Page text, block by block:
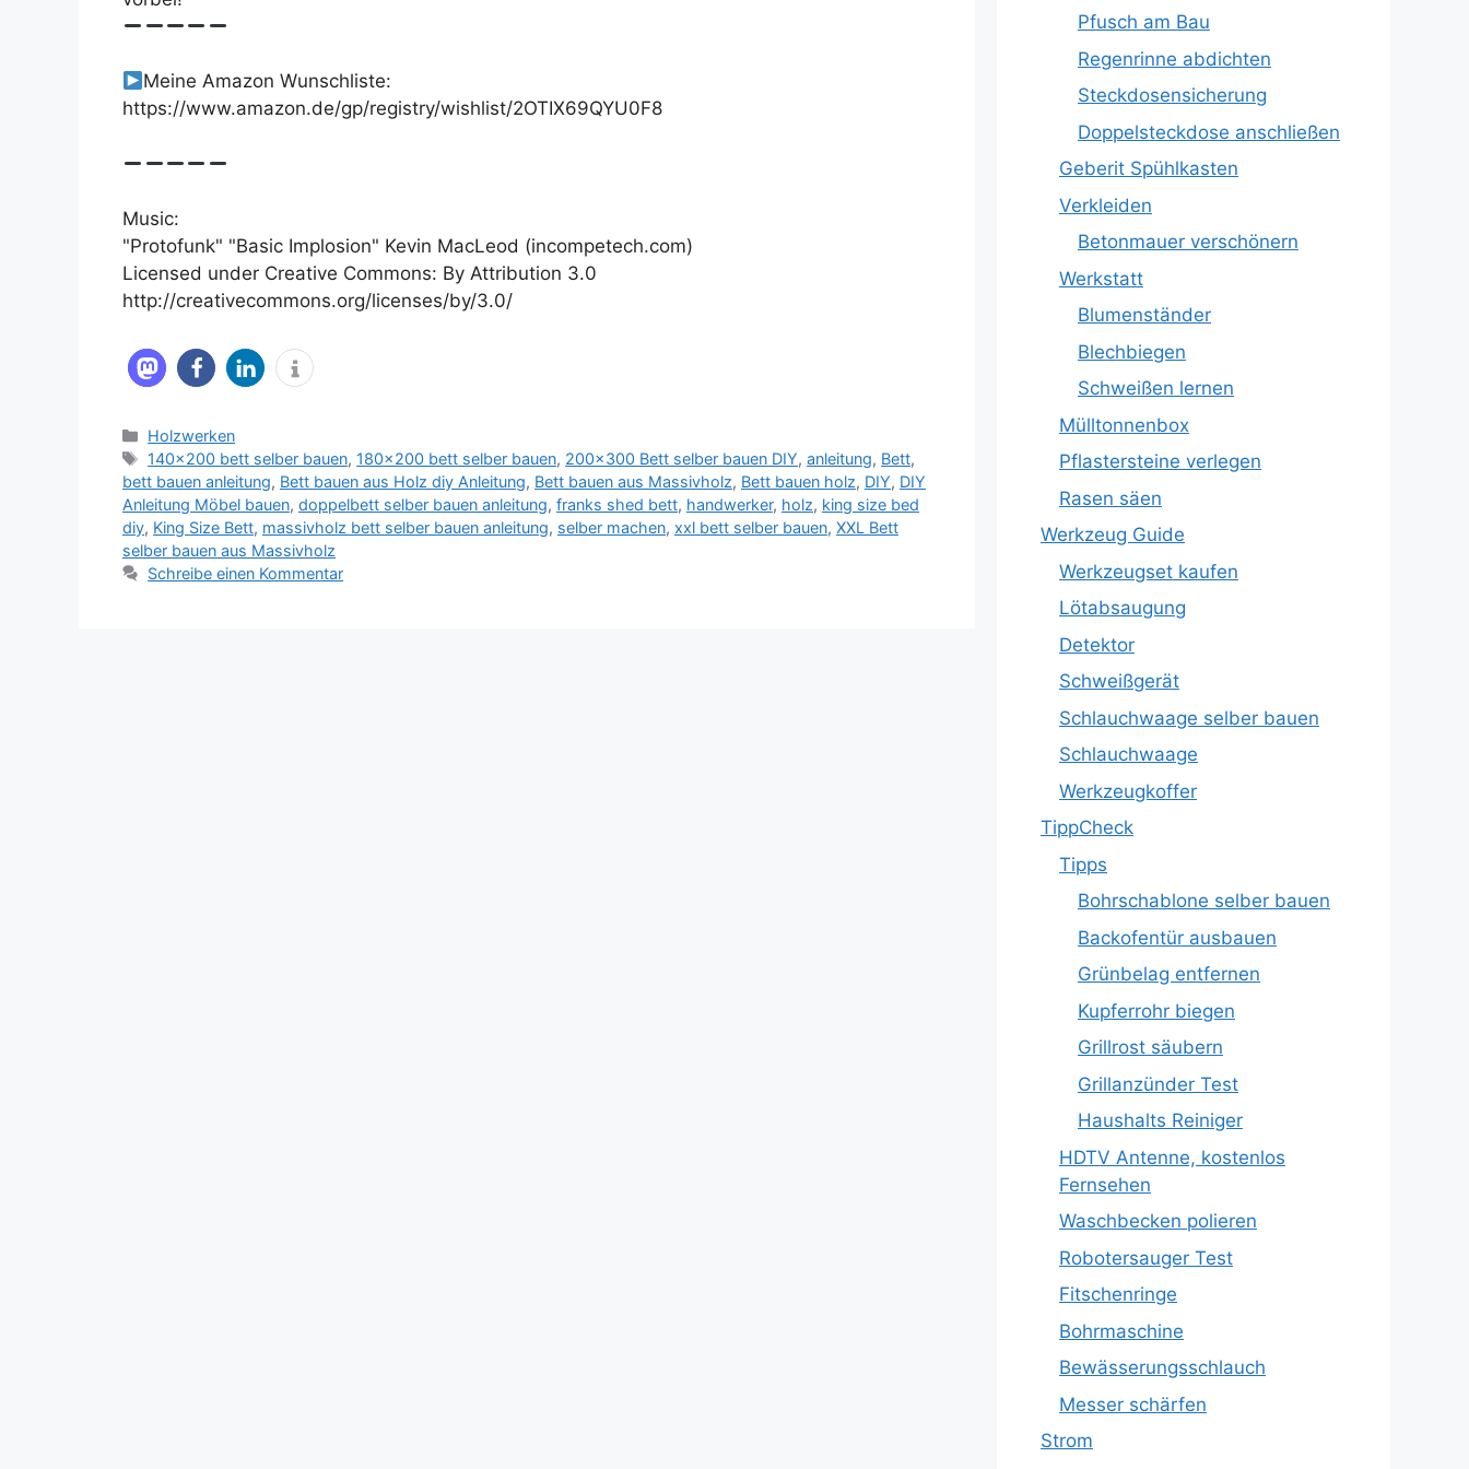
Meine Amazon Wunschliste:
https://www.amazon.de/gp/registry/wishlist/2OTIX69QYU0F8
Music:
"Protofunk" "Basic Implosion" Kevin MacLeod (incompetech.com)
Licensed under Creative Commons: By Attribution 3.0
http://creativecommons.org/licenses/by/3.0/
Kategorien
Holzwerken
Schlagwörter
140x200 bett selber bauen, 180x200 bett selber bauen, 200x300 Bett selber bauen DIY,anleitung, Bett,
bett bauen anleitung, Bett bauen aus Holz diy Anleitung, Bett bauen aus Massivholz, Bett bauen holz, DIY, DIY
Anleitung Möbel bauen, doppelbett selber bauen anleitung, franks shed bett, handwerker, holz, king size bed
diy, King Size Bett, massivholz bett selber bauen anleitung, selber machen, xxl bett selber bauen, XXL Bett
selber bauen aus Massivholz
Schreibe einen Kommentar
Pfusch am Bau
Regenrinne abdichten
Steckdosensicherung
Doppelsteckdose anschließen
Geberit Spühlkasten
Verkleiden
Betonmauer verschönern
Werkstatt
Blumenständer
Blechbiegen
Schweißen lernen
Mülltonnenbox
Pflastersteine verlegen
Rasen säen
Werkzeug Guide
Werkzeugset kaufen
Lötabsaugung
Detektor
Schweißgerät
Schlauchwaage selber bauen
Schlauchwaage
Werkzeugkoffer
TippCheck
Tipps
Bohrschablone selber bauen
Backofentür ausbauen
Grünbelag entfernen
Kupferrohr biegen
Grillrost säubern
Grillanzünder Test
Haushalts Reiniger
HDTV Antenne, kostenlos
Fernsehen
Waschbecken polieren
Robotersauger Test
Fitschenringe
Bohrmaschine
Bewässerungsschlauch
Messer schärfen
Strom